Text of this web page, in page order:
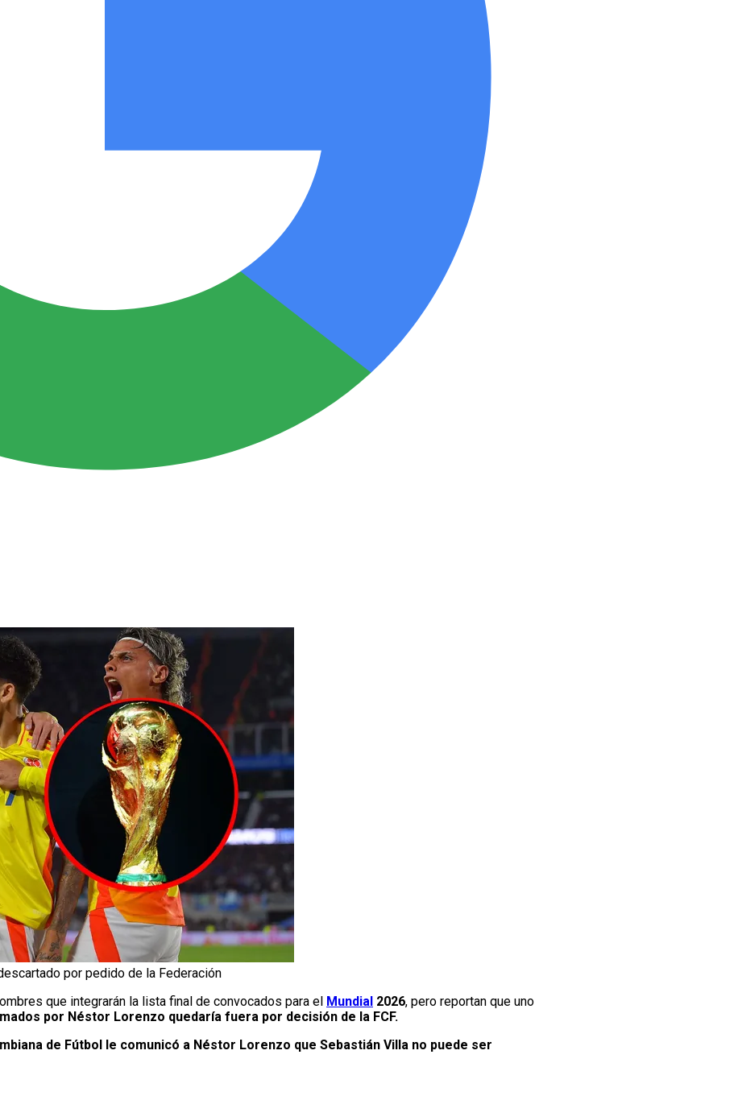
por pedido de la Federación
que integrarán la lista final de convocados para el Mundial 2026, pero reportan que uno
por Néstor Lorenzo quedaría fuera por decisión de la FCF.
de Fútbol le comunicó a Néstor Lorenzo que Sebastián Villa no puede ser